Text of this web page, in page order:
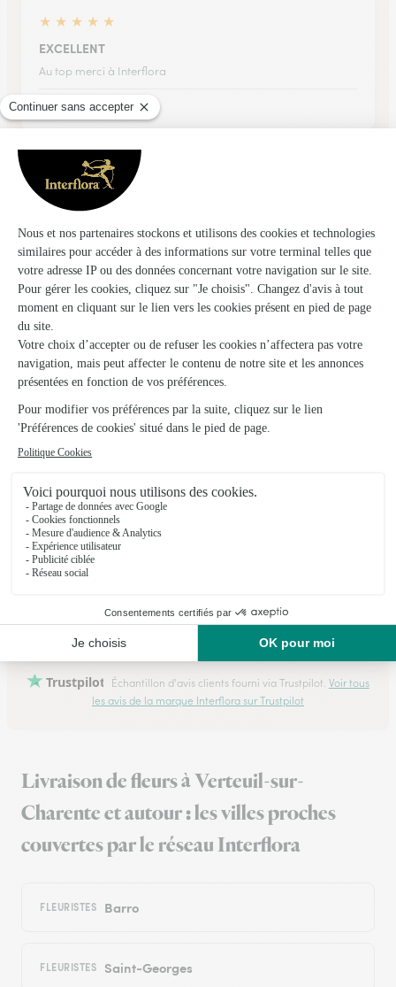
★ ★ ★ ★ ★
EXCELLENT
Au top merci à Interflora
09/02/2026
★ ★ ★
Site clair service livraison pas top…
a livré la laisser en bas de l'immeuble... il n'est même pas
venu frapper a la porte ni même appelé pour avertir.
23/06/2026
★ ★ ★ ★ ★
Facile à réaliser
14/05/2026
★ ★ ★ ★ ★
Je recommande ce service
Je recommande ce service. Je suis passé par le site web
d'interflora pour faire livrer des fleurs pour des obsèques sur
Trustpilot Échantillon d'avis clients fourni via Trustpilot. Voir tous
les avis de la marque Interflora sur Trustpilot
Livraison de fleurs à Verteuil-sur-
Charente et autour : les villes proches
couvertes par le réseau Interflora
FLEURISTES Barro
FLEURISTES Saint-Georges